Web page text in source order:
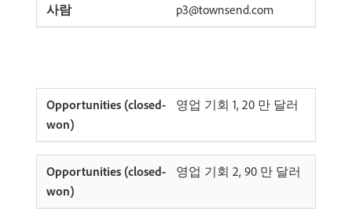
p3@townsend.com
영업 기회 1, 20 만 달러
영업 기회 2, 90 만 달러